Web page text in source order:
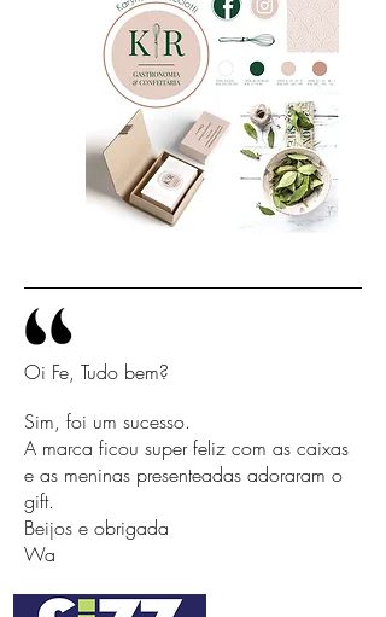
Oi Fe, Tudo bem?
Sim, foi um sucesso.
A marca ficou super feliz com as caixas
e as meninas presenteadas adoraram o
gift.
Beijos e obrigada
Wa